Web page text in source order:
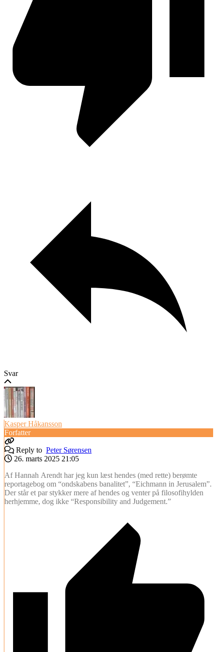
Svar
Kasper Håkansson
Forfatter
Reply to Peter Sørensen
26. marts 2025 21:05
Af Hannah Arendt har jeg kun læst hendes (med rette) berømte
reportagebog om “ondskabens banalitet”, “Eichmann in Jerusalem”.
Der står et par stykker mere af hendes og venter på filosofihylden
herhjemme, dog ikke “Responsibility and Judgement.”